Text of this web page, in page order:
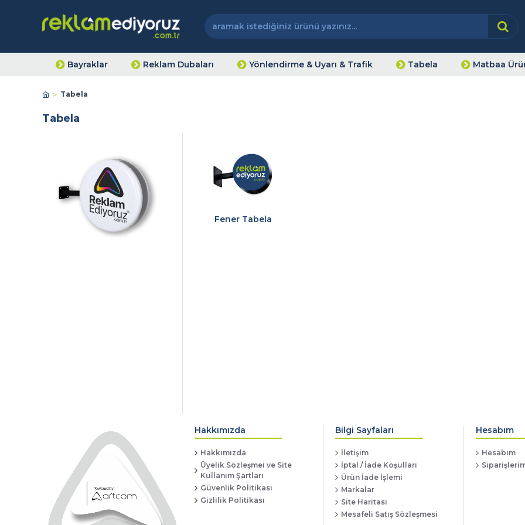
Bayraklar Reklam Dubaları Yönlendirme & Uyarı & Trafik Tabela Matbaa
Tabela
Tabela
Fener Tabela
Hakkımızda
Hakkımızda
Üyelik Sözleşmei ve Site
Kullanım Şartları
Güvenlik Politikası
Gizlilik Politikası
Bilgi Sayfaları
İletişim
İptal / İade Koşulları
Ürün İade İşlemi
Markalar
Site Haritası
Mesafeli Satış Sözleşmesi
Hesabım
Hesabım